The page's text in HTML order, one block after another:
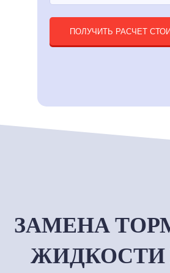
ПОЛУЧИТЬ РАСЧЕТ
ЗАМЕНА
ЖИДКОСТИ